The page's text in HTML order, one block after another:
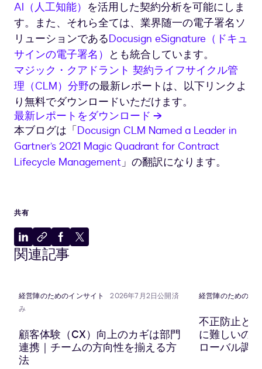
AI（人工知能） を活用した契約分析を可能にしま
す。また、それら全ては、業界随一の電子署名ソ
リューションであるDocusign eSignature（ドキュ
サインの電子署名） とも統合しています。
マジック・クアドラント 契約ライフサイクル管
理（CLM）分野の最新レポートは、以下リンクよ
り無料でダウンロードいただけます。
最新レポートをダウンロード →
本ブログは「Docusign CLM Named a Leader in
Gartner’s 2021 Magic Quadrant for Contract
Lifecycle Management」の翻訳になります。
共有
LinkedIn
に
ク
リ
ボ
に
コ
ピ
Facebook
に
X
関連記事
経営陣のためのインサイト
2026年7月2日公開済
み
顧客体験（CX）向上のカギは部門
連携｜チームの方向性を揃える方
法
経営陣のためのイ
不正防止と
に難しいの
ローバル調